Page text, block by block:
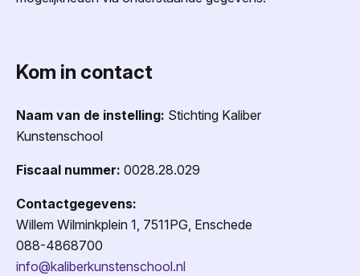
Kom in contact
Naam van de instelling: Stichting Kaliber
Kunstenschool
Fiscaal nummer: 0028.28.029
Contactgegevens:
Willem Wilminkplein 1, 7511PG, Enschede
088-4868700
info@kaliberkunstenschool.nl